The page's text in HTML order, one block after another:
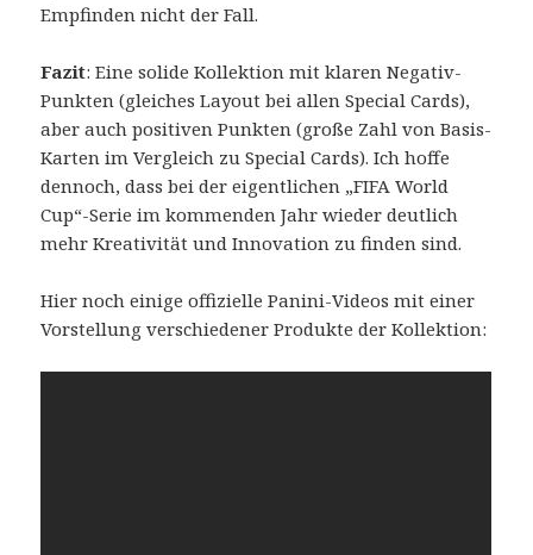
Empfinden nicht der Fall.
Fazit: Eine solide Kollektion mit klaren Negativ-
Punkten (gleiches Layout bei allen Special Cards),
aber auch positiven Punkten (große Zahl von Basis-
Karten im Vergleich zu Special Cards). Ich hoffe
dennoch, dass bei der eigentlichen „FIFA World
Cup“-Serie im kommenden Jahr wieder deutlich
mehr Kreativität und Innovation zu finden sind.
Hier noch einige offizielle Panini-Videos mit einer
Vorstellung verschiedener Produkte der Kollektion: